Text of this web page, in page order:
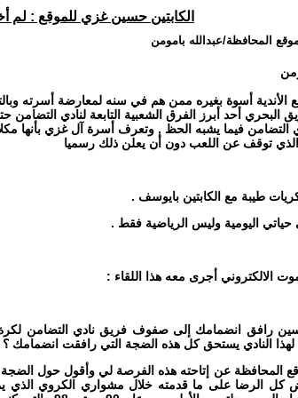
الكابتين حسين غزي للموقع : لم
المحافظة/عبدالله بامومن
الأندية أسوة بغيره ممن هم في سنه لمعارضة أسرته
البحري أحد أبرز الفرق الشعبية التابعة لنادي
نادي التضامن فيما يشبه الحظ , وتعرف أسرة آل غزي بأنها
توقف عن اللعب دون أن يعلن ذلك رسميا
طيبة مع الكابتين بايوسف .
حياتي اليومية وليس الرياضية فقط .
الالكتروني أجرى معه هذا اللقاء :
رافق انضمامك إلى صفوف فريق نادي التضامن
النادي يستحق كل هذه الضجة التي رافقت انضمامك ؟
المحافظة عن إتاحته هذه الفرصة لي وأقول حول